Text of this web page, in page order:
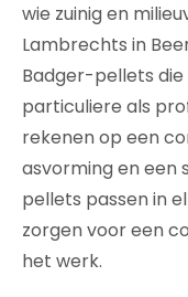
wie zuinig en
Lambrechts in
Badger-pellets
particuliere als
rekenen op een
asvorming en een
pellets passen in
zorgen voor een
het werk.